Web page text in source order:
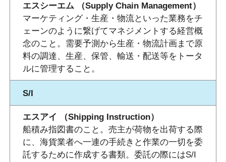
エスシーエム （Supply Chain Management）
マーケティング・生産・物流といった業務をチ
ェーンのように繋げてマネジメントする経営概
念のこと。需要予測から生産・物流計画まで原
料の調達、生産、保管、輸送・配送等をトータ
ルに管理すること。
S/I
エスアイ （Shipping Instruction）
船積み指図書のこと。売主が荷物を出荷する際
に、海貨業者へ一連の手続きと作業の一切を委
託するために作成する書類。委託の際にはS/I